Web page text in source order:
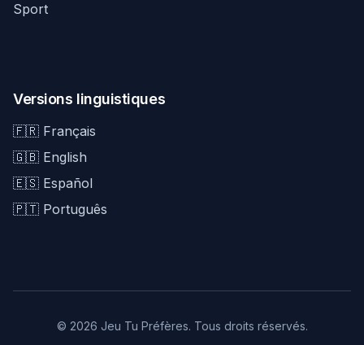
Sport
Versions linguistiques
🇫🇷 Français
🇬🇧 English
🇪🇸 Español
🇵🇹 Português
© 2026 Jeu Tu Préfères. Tous droits réservés.